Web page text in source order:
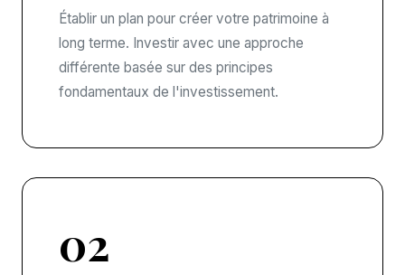
Établir un plan pour créer votre patrimoine à
long terme. Investir avec une approche
différente basée sur des principes
fondamentaux de l'investissement.
02